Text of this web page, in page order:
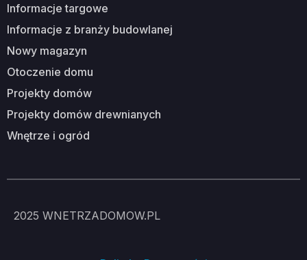
informacje targowe
informacje z branży budowlanej
nowy magazyn
otoczenie domu
projekty domów
projekty domów drewnianych
wnętrze i ogród
2025 WNETRZADOMOW.PL